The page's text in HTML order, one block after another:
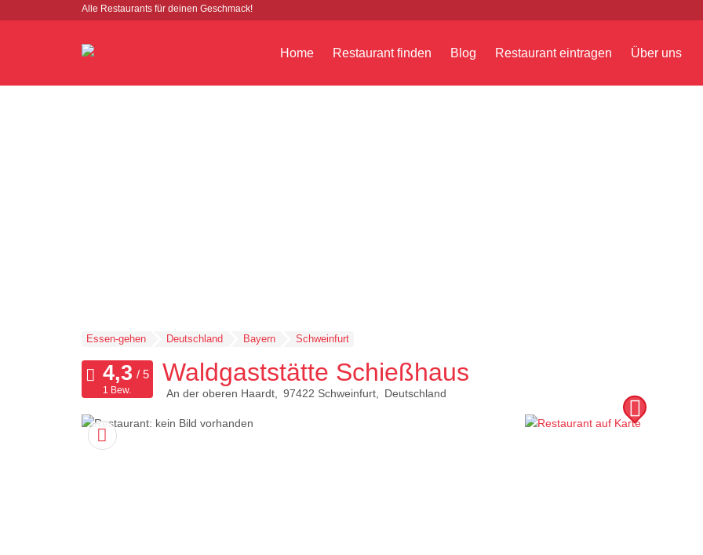
Alle Restaurants für deinen Geschmack!
Home Restaurant finden Blog Restaurant eintragen Über uns
Essen-gehen Deutschland Bayern Schweinfurt
Waldgaststätte Schießhaus
An der oberen Haardt 97422 Schweinfurt Deutschland
1 Bew.